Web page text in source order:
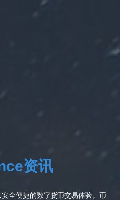
资讯
全便捷的数字货币交易体验。币